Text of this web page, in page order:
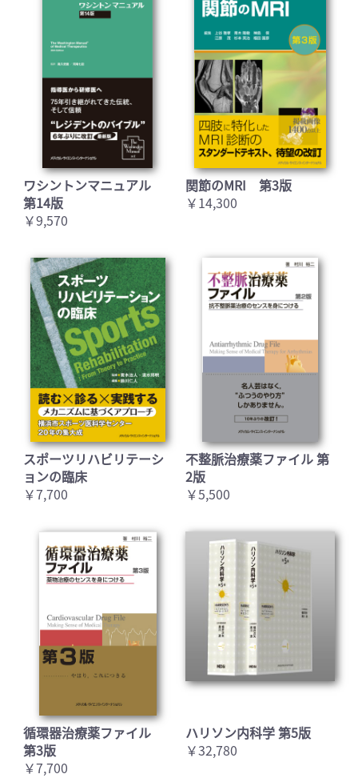
ワシントンマニュアル
第14版
￥9,570
関節のMRI 第3版
￥14,300
スポーツリハビリテーシ
ョンの臨床
￥7,700
不整脈治療薬ファイル 第
2版
￥5,500
循環器治療薬ファイル
第3版
￥7,700
ハリソン内科学 第5版
￥32,780